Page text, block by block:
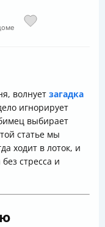
волнует загадка
игнорирует
выбирает
статье мы
ходит в лоток, и
стресса и